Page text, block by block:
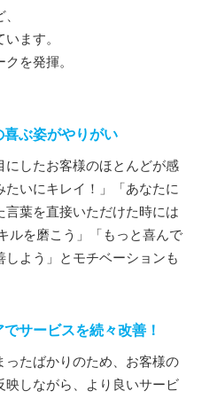
ます。
を発揮。
ぶ姿がやりがい
にしたお客様のほとんどが感
いにキレイ！」「あなたに
葉を直接いただけた時には
ルを磨こう」「もっと喜んで
よう」とモチベーションも
サービスを続々改善！
たばかりのため、お客様の
しながら、より良いサービ